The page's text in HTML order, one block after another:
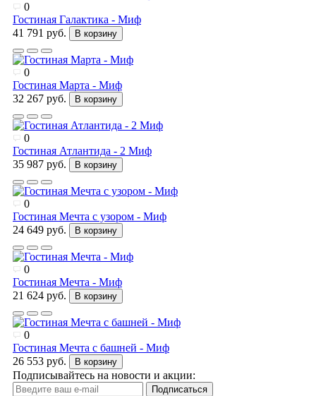
0
Гостиная Галактика - Миф
41 791 руб.
В корзину
0
Гостиная Марта - Миф
32 267 руб.
В корзину
0
Гостиная Атлантида - 2 Миф
35 987 руб.
В корзину
0
Гостиная Мечта с узором - Миф
24 649 руб.
В корзину
0
Гостиная Мечта - Миф
21 624 руб.
В корзину
0
Гостиная Мечта с башней - Миф
26 553 руб.
В корзину
Подписывайтесь на новости и акции:
Подписаться